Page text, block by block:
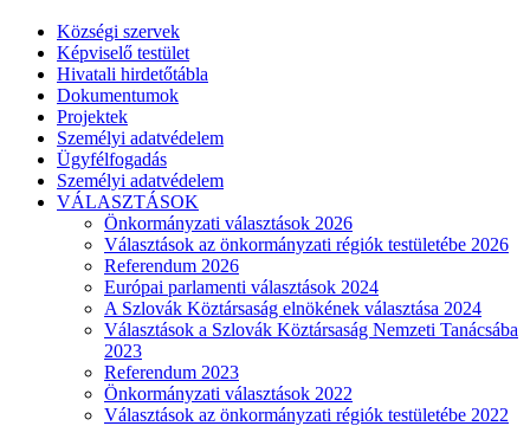
Községi szervek
Képviselő testület
Hivatali hirdetőtábla
Dokumentumok
Projektek
Személyi adatvédelem
Ügyfélfogadás
Személyi adatvédelem
VÁLASZTÁSOK
Önkormányzati választások 2026
Választások az önkormányzati régiók testületébe 2026
Referendum 2026
Európai parlamenti választások 2024
A Szlovák Köztársaság elnökének választása 2024
Választások a Szlovák Köztársaság Nemzeti Tanácsába
2023
Referendum 2023
Önkormányzati választások 2022
Választások az önkormányzati régiók testületébe 2022